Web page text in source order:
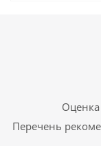
Перечень